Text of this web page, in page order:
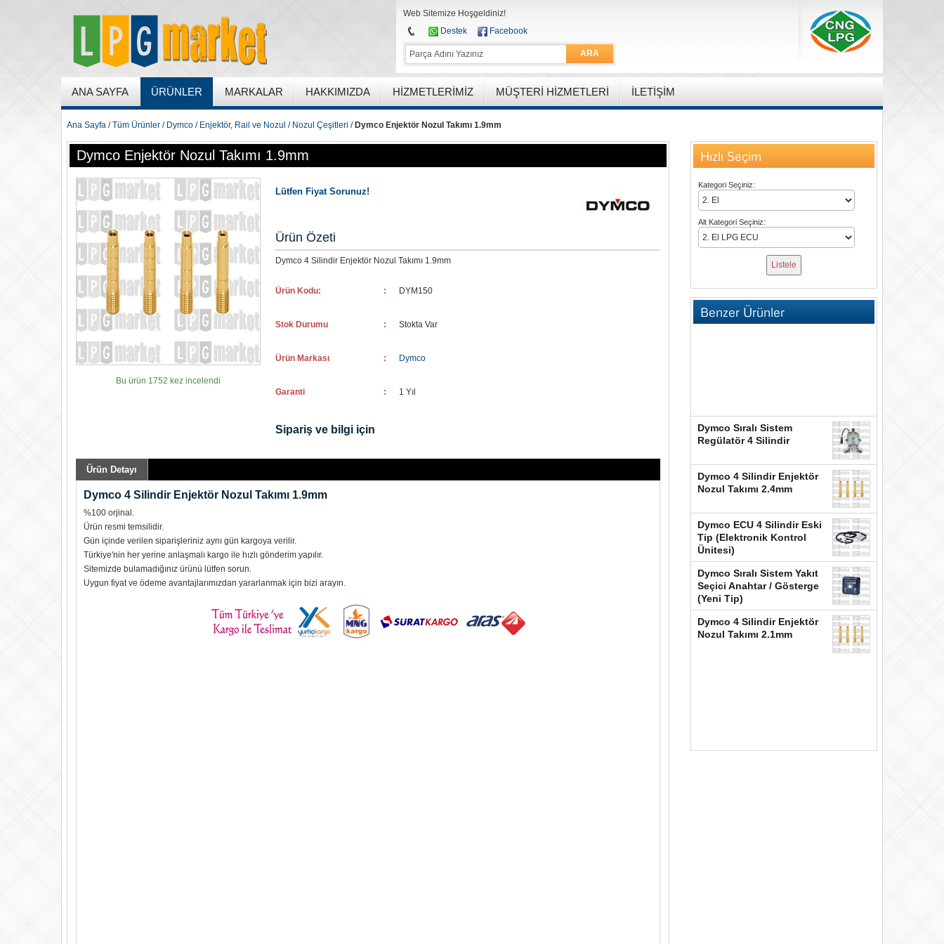
Web Sitemize Hoşgeldiniz!
Destek
Facebook
ARA
ANA SAYFA ÜRÜNLER MARKALAR HAKKIMIZDA HIZMETLERIMIZ MÜŞTERI HIZMETLERI İLETİŞİM
Ana Sayfa /Tüm Ürünler / Dymco / Enjektör, Rail ve Nozul / Nozul Çeşitleri / Dymco Enjektör Nozul Takımı 1.9mm
Dymco Enjektör Nozul Takımı 1.9mm
Bu ürün 1752 kez incelendi
Lütfen Fiyat Sorunuz!
Ürün Özeti
Dymco 4 Silindir Enjektör Nozul Takımı 1.9mm
Ürün Kodu: : DYM150
Stok Durumu : Stokta Var
Ürün Markası : Dymco
Garanti : 1 Yıl
Sipariş ve bilgi için
Ürün Detayı
Dymco 4 Silindir Enjektör Nozul Takımı 1.9mm
%100 orjinal.
Ürün resmi temsilidir.
Gün içinde verilen siparişleriniz aynı gün kargoya verilir.
Türkiye'nin her yerine anlaşmalı kargo ile hızlı gönderim yapılır.
Sitemizde bulamadığınız ürünü lütfen sorun.
Uygun fiyat ve ödeme avantajlarımızdan yararlanmak için bizi arayın.
Hızlı Seçim
Kategori Seçiniz:
Alt Kategori Seçiniz:
Benzer Ürünler
Dymco Sıralı Sistem
Regülatör 4 Silindir
Dymco 4 Silindir Enjektör
Nozul Takımı 2.4mm
Dymco ECU 4 Silindir Eski
Tip (Elektronik Kontrol
Ünitesi)
Dymco Sıralı Sistem Yakıt
Seçici Anahtar / Gösterge
(Yeni Tip)
Dymco 4 Silindir Enjektör
Nozul Takımı 2.1mm